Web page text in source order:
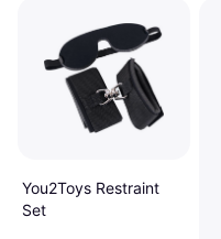
You2Toys Restraint
Set